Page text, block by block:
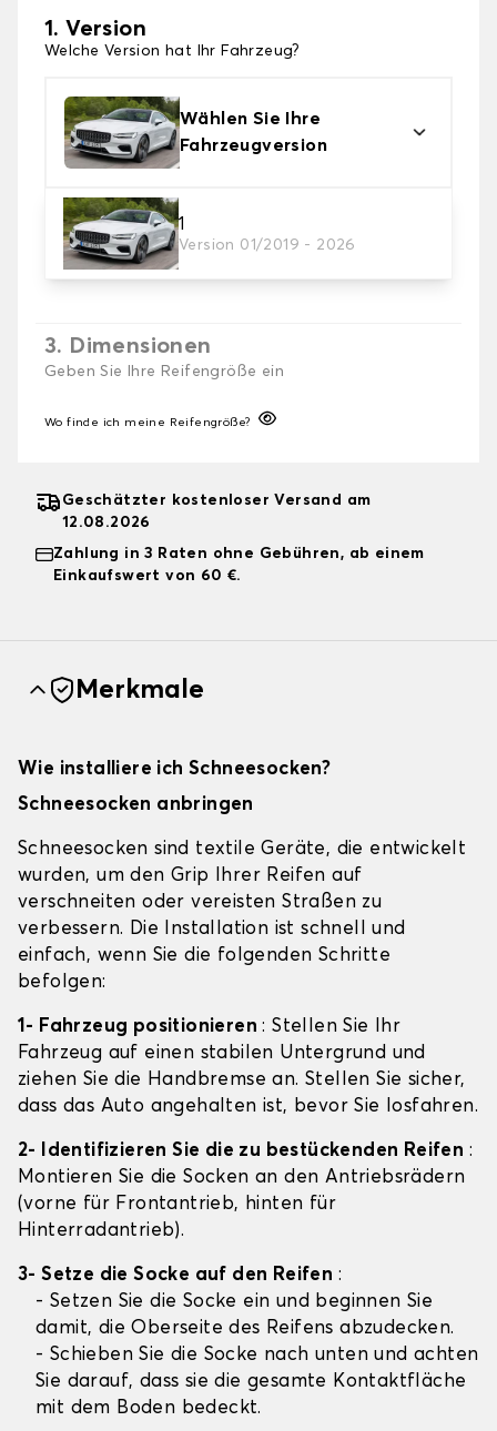
1. Version
Welche Version hat Ihr Fahrzeug?
Wählen Sie Ihre
Fahrzeugversion
1
Version 01/2019 - 2026
2. Finishing Schneesocke
Wählen Sie die passenden Schneesocken für Ihre
Bedürfnisse.
3. Dimensionen
Geben Sie Ihre Reifengröße ein
Wo finde ich meine Reifengröße?
Geschätzter kostenloser Versand am
12.08.2026
Zahlung in 3 Raten ohne Gebühren, ab einem
Einkaufswert von 60 €.
Merkmale
Wie installiere ich Schneesocken?
Schneesocken anbringen
Schneesocken sind textile Geräte, die entwickelt
wurden, um den Grip Ihrer Reifen auf
verschneiten oder vereisten Straßen zu
verbessern. Die Installation ist schnell und
einfach, wenn Sie die folgenden Schritte
befolgen:
1- Fahrzeug positionieren: Stellen Sie Ihr
Fahrzeug auf einen stabilen Untergrund und
ziehen Sie die Handbremse an. Stellen Sie sicher,
dass das Auto angehalten ist, bevor Sie losfahren.
2- Identifizieren Sie die zu bestückenden Reifen :
Montieren Sie die Socken an den Antriebsrädern
(vorne für Frontantrieb, hinten für
Hinterradantrieb).
3- Setze die Socke auf den Reifen :
- Setzen Sie die Socke ein und beginnen Sie
damit, die Oberseite des Reifens abzudecken.
- Schieben Sie die Socke nach unten und achten
Sie darauf, dass sie die gesamte Kontaktfläche
mit dem Boden bedeckt.